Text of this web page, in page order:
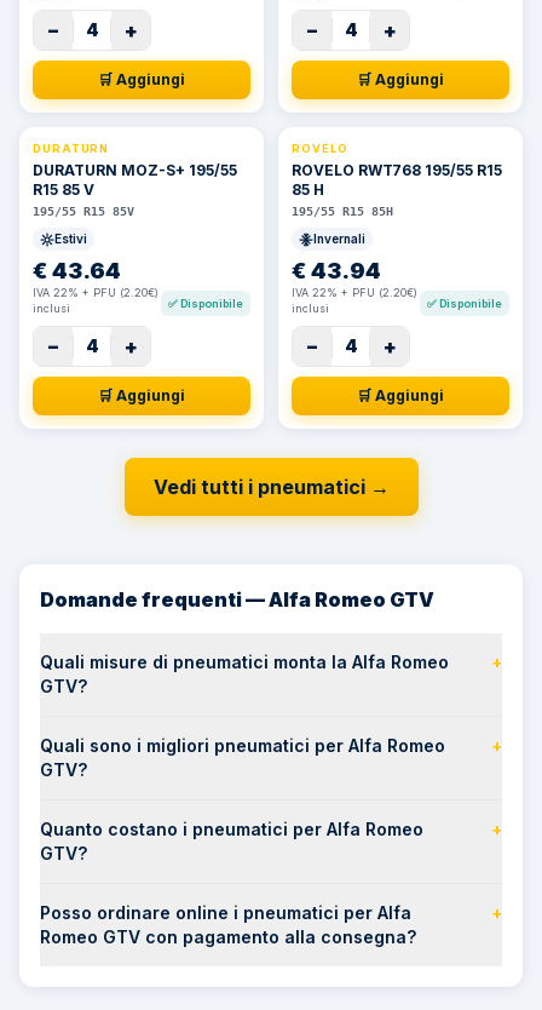
− 4 +
🛒 Aggiungi
− 4 +
🛒 Aggiungi
DURATURN
DURATURN MOZ-S+ 195/55
R15 85 V
195/55 R15 85V
Estivi
€43.64
IVA 22% + PFU (2.20€)
inclusi
✅Disponibile
− 4 +
🛒 Aggiungi
ROVELO
ROVELO RWT768 195/55 R15
85 H
195/55 R15 85H
Invernali
€43.94
IVA 22% + PFU (2.20€)
inclusi
✅Disponibile
− 4 +
🛒 Aggiungi
Vedi tutti i pneumatici→
Domande frequenti — Alfa Romeo GTV
Quali misure di pneumatici monta la Alfa Romeo
GTV?
+
Quali sono i migliori pneumatici per Alfa Romeo
GTV?
+
Quanto costano i pneumatici per Alfa Romeo
GTV?
+
Posso ordinare online i pneumatici per Alfa
Romeo GTV con pagamento alla consegna?
+